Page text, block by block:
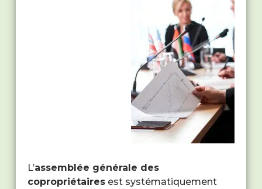
L’assemblée générale des
copropriétairesest systématiquement